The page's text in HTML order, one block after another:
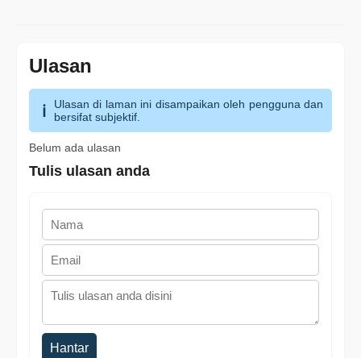
Ulasan
Ulasan di laman ini disampaikan oleh pengguna dan
bersifat subjektif.
Belum ada ulasan
Tulis ulasan anda
Hantar